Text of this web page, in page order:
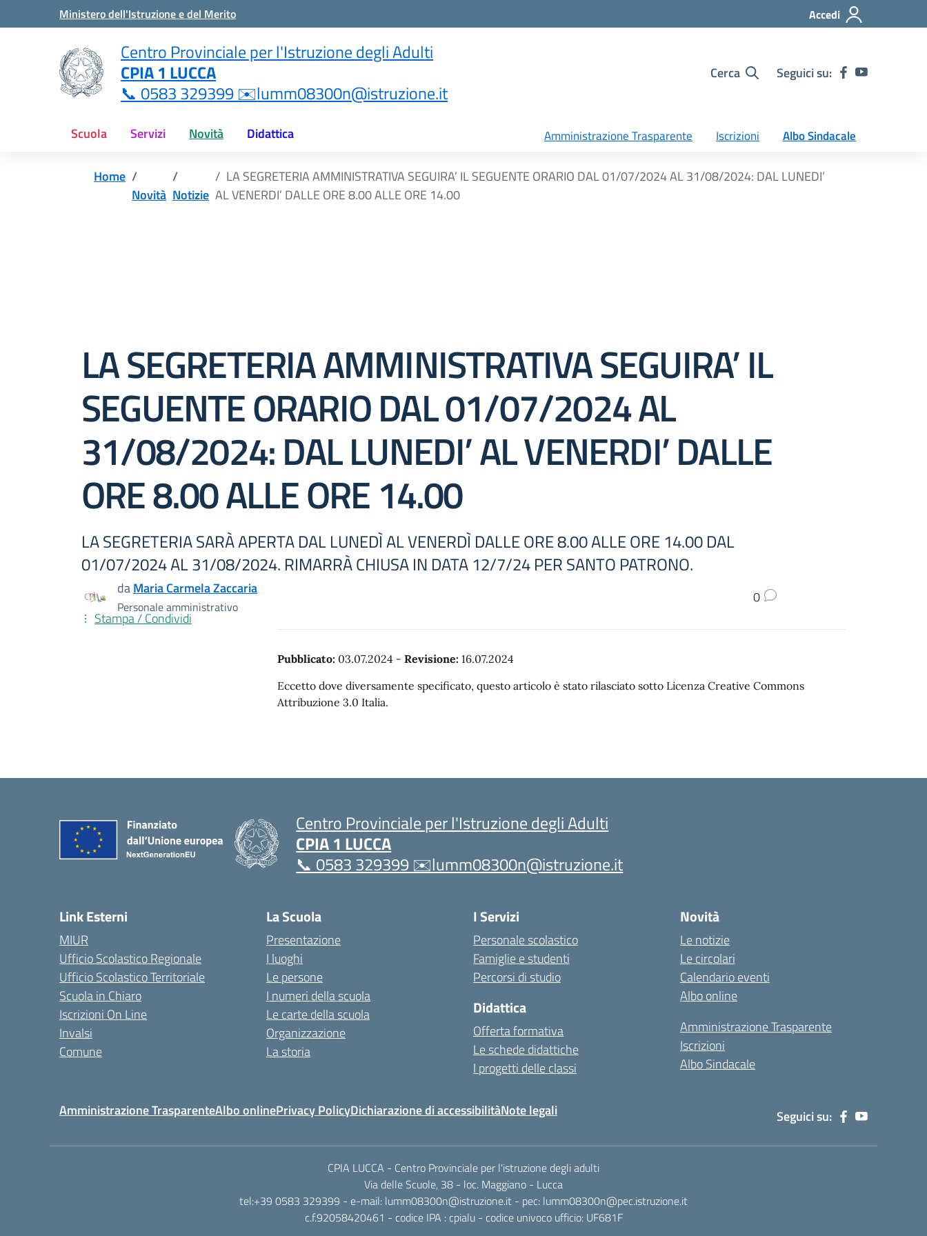
Vai ai contenuti
Vai al menu di navigazione
Ministero dell'Istruzione e del Merito Accedi
Centro Provinciale per l'Istruzione degli Adulti
CPIA 1 LUCCA
📞 0583 329399 ✉️lumm08300n@istruzione.it
Cerca Seguici su:
Scuola Servizi Novità Didattica Amministrazione Trasparente Iscrizioni Albo Sindacale
Home
Novità Notizie
LA SEGRETERIA AMMINISTRATIVA SEGUIRA’ IL SEGUENTE ORARIO DAL 01/07/2024 AL 31/08/2024: DAL LUNEDI’
AL VENERDI’ DALLE ORE 8.00 ALLE ORE 14.00
LA SEGRETERIA AMMINISTRATIVA SEGUIRA’ IL
SEGUENTE ORARIO DAL 01/07/2024 AL
31/08/2024: DAL LUNEDI’ AL VENERDI’ DALLE
ORE 8.00 ALLE ORE 14.00
LA SEGRETERIA SARÀ APERTA DAL LUNEDÌ AL VENERDÌ DALLE ORE 8.00 ALLE ORE 14.00 DAL
01/07/2024 AL 31/08/2024. RIMARRÀ CHIUSA IN DATA 12/7/24 PER SANTO PATRONO.
daMaria Carmela Zaccaria
Personale amministrativo
0
Pubblicato: 03.07.2024 - Revisione: 16.07.2024
Eccetto dove diversamente specificato, questo articolo è stato rilasciato sotto Licenza Creative Commons
Attribuzione 3.0 Italia.
Stampa / Condividi
Centro Provinciale per l'Istruzione degli Adulti
CPIA 1 LUCCA
📞 0583 329399 ✉️lumm08300n@istruzione.it
Link Esterni
MIUR
Ufficio Scolastico Regionale
Ufficio Scolastico Territoriale
Scuola in Chiaro
Iscrizioni On Line
Invalsi
Comune
La Scuola
Presentazione
I luoghi
Le persone
I numeri della scuola
Le carte della scuola
Organizzazione
La storia
I Servizi
Personale scolastico
Famiglie e studenti
Percorsi di studio
Didattica
Offerta formativa
Le schede didattiche
I progetti delle classi
Novità
Le notizie
Le circolari
Calendario eventi
Albo online
Amministrazione Trasparente
Iscrizioni
Albo Sindacale
Amministrazione TrasparenteAlbo onlinePrivacy PolicyDichiarazione di accessibilitàNote legali Seguici su:
CPIA LUCCA - Centro Provinciale per l'istruzione degli adulti
Via delle Scuole, 38 - loc. Maggiano - Lucca
tel:+39 0583 329399 - e-mail: lumm08300n@istruzione.it - pec: lumm08300n@pec.istruzione.it
c.f.92058420461 - codice IPA : cpialu - codice univoco ufficio: UF681F